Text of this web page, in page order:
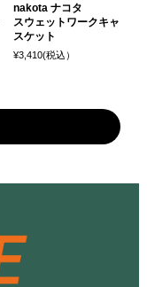
nakota ナコタ
スウェットワークキャ
スケット
¥3,410(税込）